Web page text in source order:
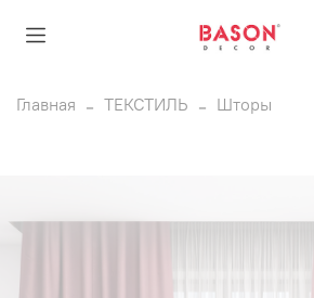
Главная ТЕКСТИЛЬ Шторы